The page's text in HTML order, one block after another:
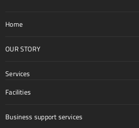
Home
OUR STORY
Services
Facilities
Business support services